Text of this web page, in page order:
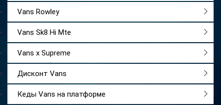
Vans Rowley
Vans Sk8 Hi Mte
Vans x Supreme
Дисконт Vans
Кеды Vans на платформе